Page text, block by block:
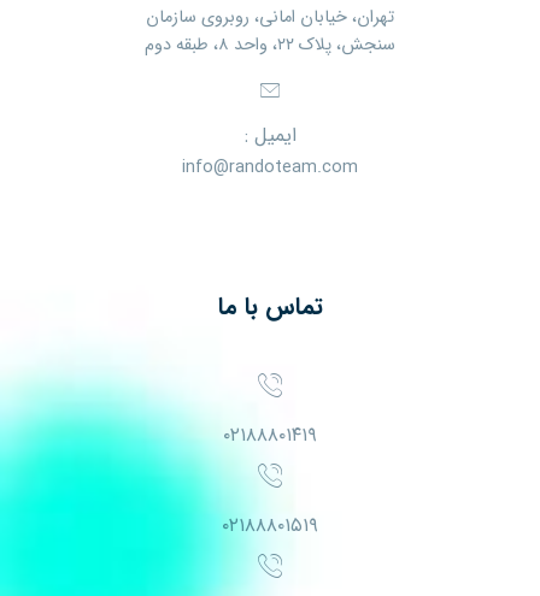
تهران، خیابان امانی، روبروی سازمان
سنجش، پلاک ۲۲، واحد ۸، طبقه دوم
ایمیل :
info@randoteam.com
تماس با ما
۰۲۱۸۸۸۰۱۴۱۹
۰۲۱۸۸۸۰۱۵۱۹